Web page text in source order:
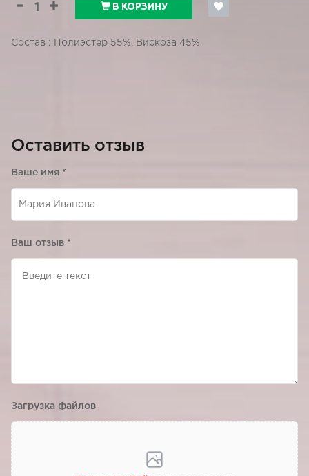
В КОРЗИНУ
Состав : Полиэстер 55%, Вискоза 45%
Оставить отзыв
Ваше имя *
Ваш отзыв *
Загрузка файлов